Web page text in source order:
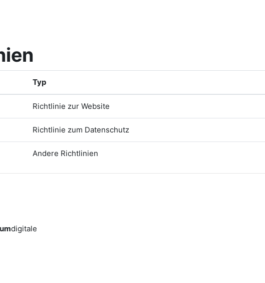
Typ
Richtlinie zur Website
Richtlinie zum Datenschutz
Andere Richtlinien
digitale